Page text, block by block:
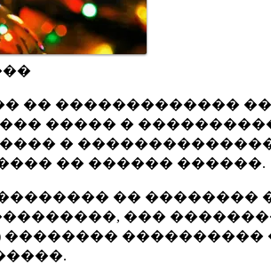
�� �������������
����� �
�
�� ������ ������.
�� ��������
���
��������
.